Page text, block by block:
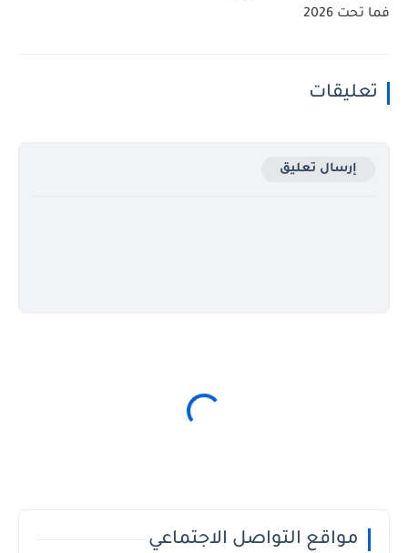
فما تحت 2026
تعليقات
إرسال تعليق
مواقع التواصل الاجتماعي